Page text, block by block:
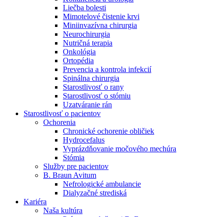
Nefrologické ambulancie
V nefrologických ambulanciách prevádzkujeme poradenstvo
a prípravu pacientov k jednotlivým metódam náhrady funkcie
obličiek. Zvoľte si mesto, ktoré potrebujete a navštívte nás.
Liečba bolesti
Mimotelové čistenie krvi
Miniinvazívna chirurgia
Neurochirurgia
Nutričná terapia
Onkológia
Ortopédia
Prevencia a kontrola infekcií
Spinálna chirurgia
Starostlivosť o rany
Starostlivosť o stómiu
Uzatváranie rán
Starostlivosť o pacientov
Ochorenia
Chronické ochorenie obličiek
Hydrocefalus
Vyprázdňovanie močového mechúra
Stómia
Služby pre pacientov
B. Braun Avitum
Nefrologické ambulancie
Dialyzačné strediská
Kariéra
Naša kultúra